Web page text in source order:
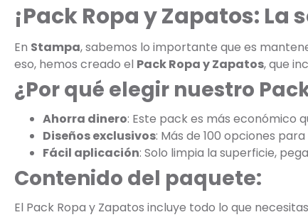
¡Pack Ropa y Zapatos:
En Stampa, sabemos lo importante que es
eso, hemos creado el Pack Ropa y Zapatos, que
¿Por qué elegir nuestro
Ahorra dinero: Este pack es más económico
Diseños exclusivos: Más de 100 opciones
Fácil aplicación: Solo limpia la superficie,
Contenido del paquete:
El Pack Ropa y Zapatos incluye todo lo que